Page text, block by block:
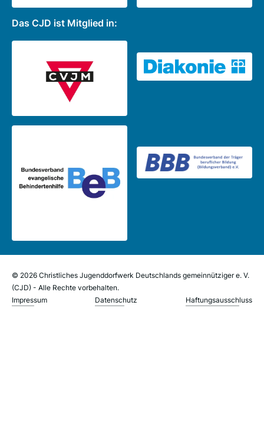
Das CJD ist Mitglied in:
© 2026 Christliches Jugenddorfwerk Deutschlands gemeinnütziger e. V.
(CJD) - Alle Rechte vorbehalten.
Impressum
Datenschutz Haftungsausschluss